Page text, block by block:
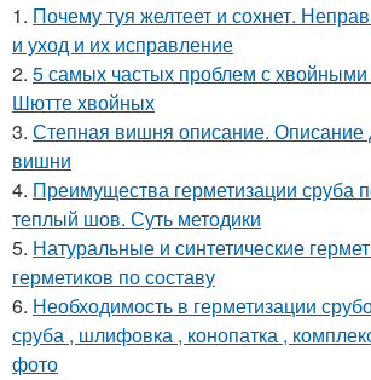
1. Почему туя желтеет и сохнет.
и уход и их исправление
2. 5 самых частых проблем с
Шютте хвойных
3. Степная вишня описание. Описание
вишни
4. Преимущества герметизации сруба
теплый шов. Суть методики
5. Натуральные и синтетические
герметиков по составу
6. Необходимость в герметизации
сруба , шлифовка , конопатка ,
фото